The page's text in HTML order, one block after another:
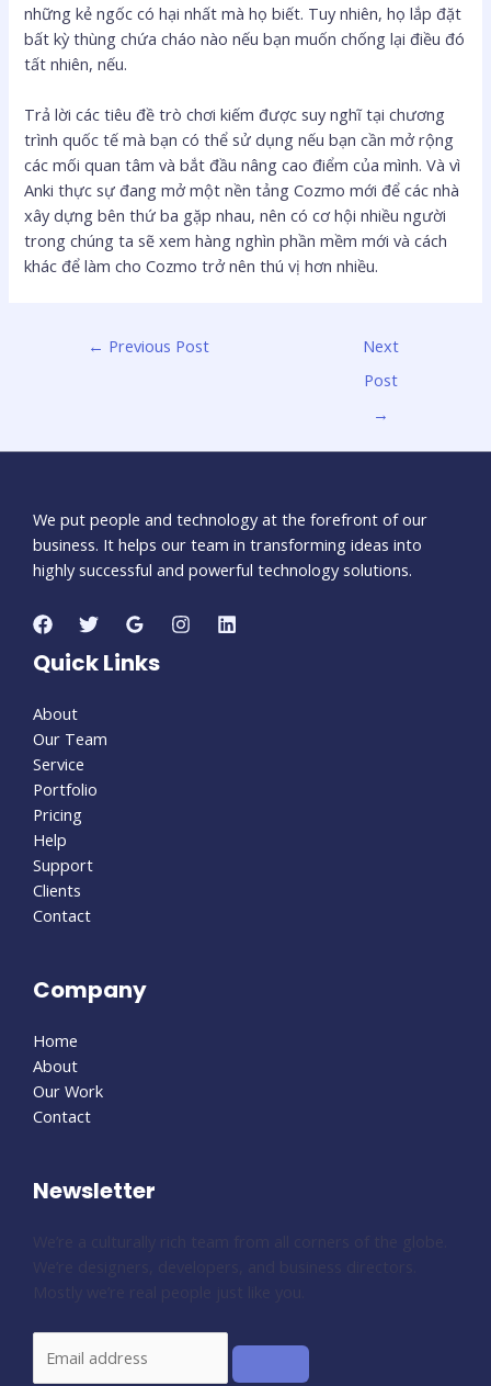
những kẻ ngốc có hại nhất mà họ biết. Tuy nhiên, họ lắp đặt
bất kỳ thùng chứa cháo nào nếu bạn muốn chống lại điều đó
tất nhiên, nếu.
Trả lời các tiêu đề trò chơi kiếm được suy nghĩ tại chương
trình quốc tế mà bạn có thể sử dụng nếu bạn cần mở rộng
các mối quan tâm và bắt đầu nâng cao điểm của mình. Và vì
Anki thực sự đang mở một nền tảng Cozmo mới để các nhà
xây dựng bên thứ ba gặp nhau, nên có cơ hội nhiều người
trong chúng ta sẽ xem hàng nghìn phần mềm mới và cách
khác để làm cho Cozmo trở nên thú vị hơn nhiều.
← Previous Post
Next
Post
→
We put people and technology at the forefront of our
business. It helps our team in transforming ideas into
highly successful and powerful technology solutions.
Quick Links
About
Our Team
Service
Portfolio
Pricing
Help
Support
Clients
Contact
Company
Home
About
Our Work
Contact
Newsletter